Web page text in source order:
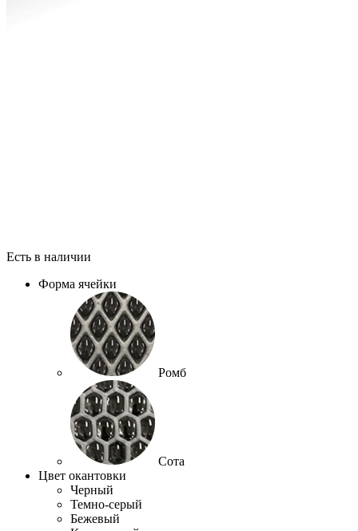
Есть в наличии
Форма ячейки
Ромб
Сота
Цвет окантовки
Черный
Темно-серый
Бежевый